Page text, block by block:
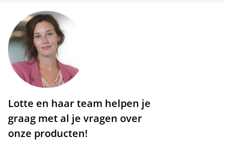
Lotte en haar team helpen je
graag met al je vragen over
onze producten!